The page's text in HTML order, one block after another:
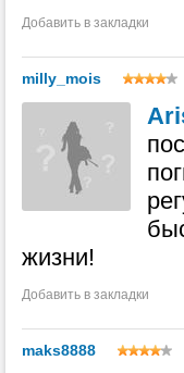
Добавить в закладки
milly_mois
жизни!
Добавить в закладки
maks8888